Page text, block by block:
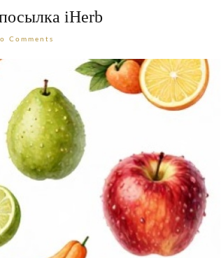
iHerb
Comments